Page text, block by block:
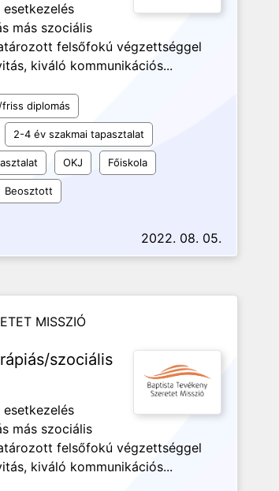
más szociális
felsőfokú végzettséggel
kiváló kommunikációs...
diplomás
2-4 év szakmai tapasztalat
OKJ Főiskola
Beosztott
2022. 08. 05.
MISSZIÓ
szociális
más szociális
felsőfokú végzettséggel
kiváló kommunikációs...